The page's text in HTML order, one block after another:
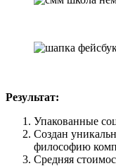
Результат:
Упакованные
Создан
философию
Средняя